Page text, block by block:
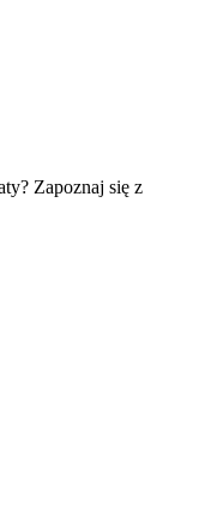
Zapoznaj się z